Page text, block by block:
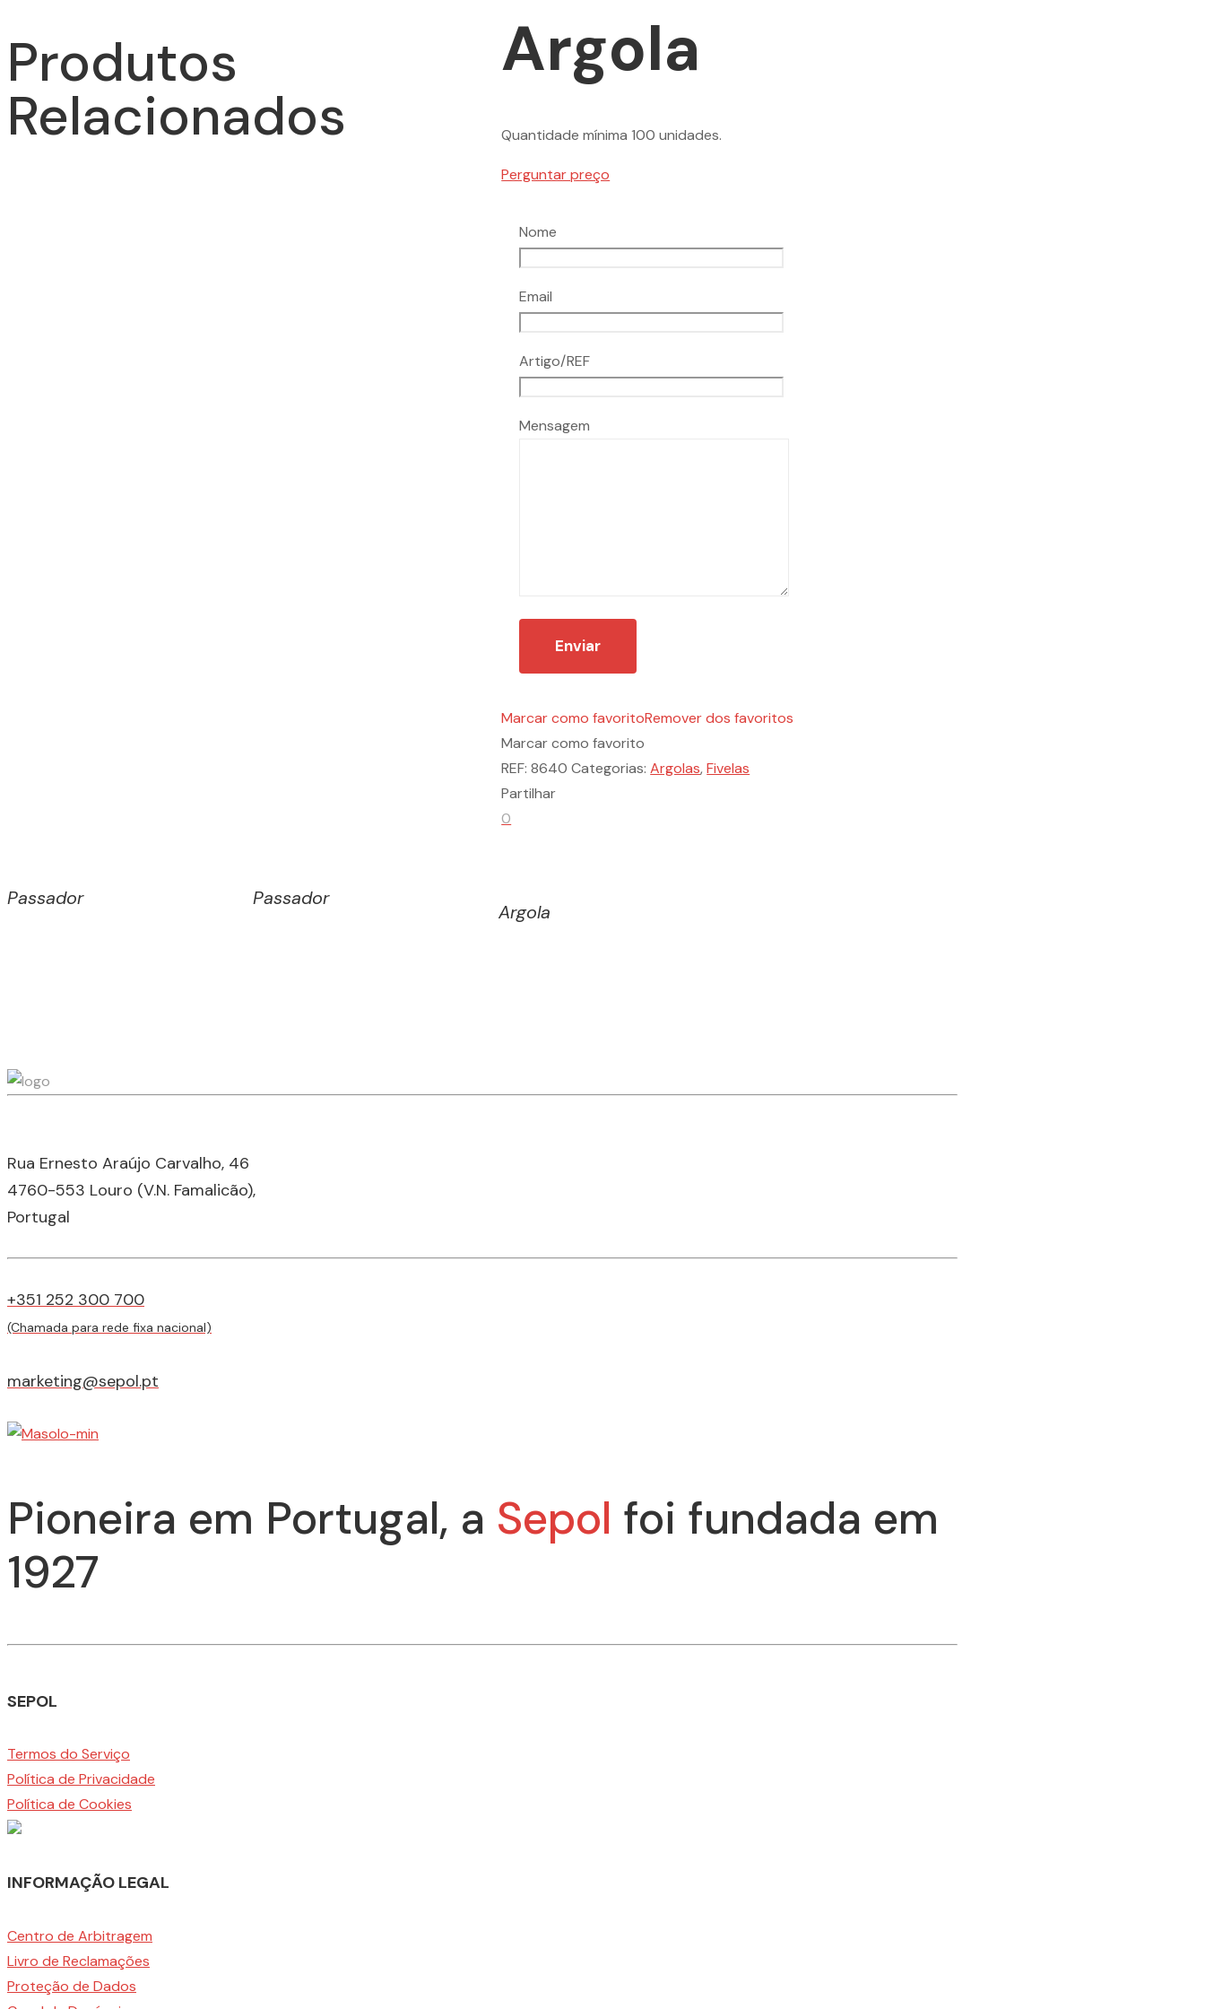
Argola
Quantidade mínima 100 unidades.
Perguntar preço
Nome
Email
Artigo/REF
Mensagem
Marcar como favoritoRemover dos favoritos
Marcar como favorito
REF:8640 Categorias:Argolas,Fivelas
Partilhar
0
Produtos
Relacionados
Passador Passador
Argola
Rua Ernesto Araújo Carvalho, 46
4760-553 Louro (V.N. Famalicão),
Portugal
+351 252 300 700
(Chamada para rede fixa nacional)
marketing@sepol.pt
Pioneira em Portugal, a Sepol foi fundada em
1927
SEPOL
Termos do Serviço
Política de Privacidade
Política de Cookies
INFORMAÇÃO LEGAL
Centro de Arbitragem
Livro de Reclamações
Proteção de Dados